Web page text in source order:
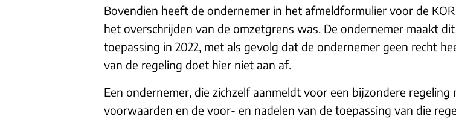
Bovendien heeft de ondernemer in het afmeldformulier voor de
het overschrijden van de omzetgrens was. De ondernemer maakt
toepassing in 2022, met als gevolg dat de ondernemer geen recht
van de regeling doet hier niet aan af.
Een ondernemer, die zichzelf aanmeldt voor een bijzondere
voorwaarden en de voor- en nadelen van de toepassing van die